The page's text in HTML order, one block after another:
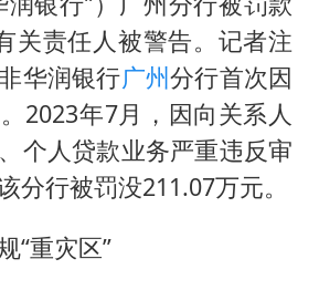
小伙靠AI减肥 45天瘦40斤进了ICU
李亚鹏向地铁吐血女孩捐99999元
新华社权威快报|我国编制完成新版全月地质图
80后女柜员逆袭成4200亿银行副行长
山东财大教授刘海明逝世 终年38岁
关责任人被警告。记者注
华润银行广州分行首次因
2023年7月，因向关系人
个人贷款业务严重违反审
分行被罚没211.07万元。
“重灾区”